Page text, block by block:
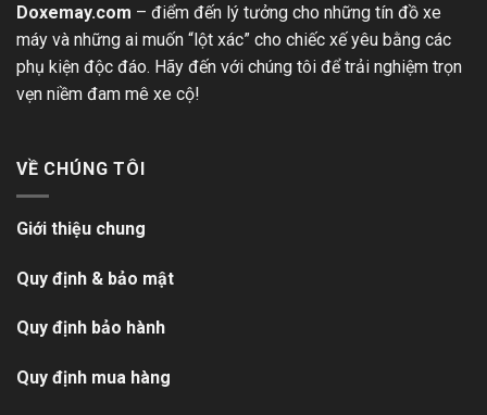
Doxemay.com – điểm đến lý tưởng cho những tín đồ xe
máy và những ai muốn “lột xác” cho chiếc xế yêu bằng các
phụ kiện độc đáo. Hãy đến với chúng tôi để trải nghiệm trọn
vẹn niềm đam mê xe cộ!
VỀ CHÚNG TÔI
Giới thiệu chung
Quy định & bảo mật
Quy định bảo hành
Quy định mua hàng